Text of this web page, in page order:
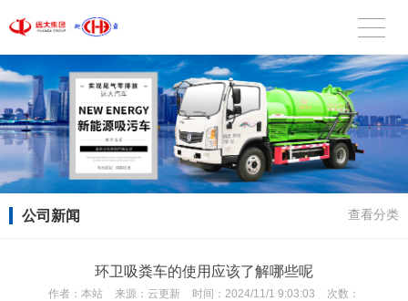
公司新闻 查看分类
环卫吸粪车的使用应该了解哪些呢
作者： 本站 来源： 云更新 时间： 2024/11/1 9:03:03 次数：